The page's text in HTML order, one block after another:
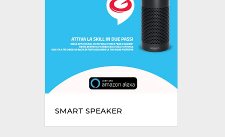
SMART SPEAKER